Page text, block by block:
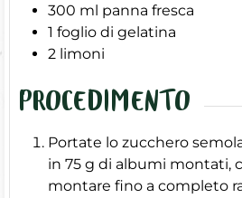
300 ml panna fresca
1 foglio di gelatina
2 limoni
PROCEDIMENTO
Portate lo zucchero
in 75 g di albumi montati,
montare fino a completo